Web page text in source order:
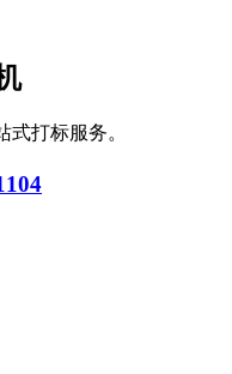
打标服务。